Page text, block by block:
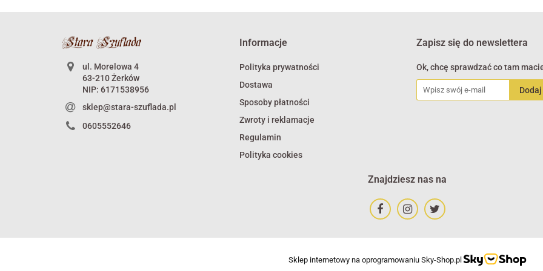
ul. Morelowa 4
63-210 Żerków
NIP: 6171538956
sklep@stara-szuflada.pl
0605552646
Informacje
Polityka prywatności
Dostawa
Sposoby płatności
Zwroty i reklamacje
Regulamin
Polityka cookies
Zapisz się do newslettera
Ok, chcę sprawdzać co tam
Znajdziesz nas na
Sklep internetowy na oprogramowaniu Sky-Shop.pl